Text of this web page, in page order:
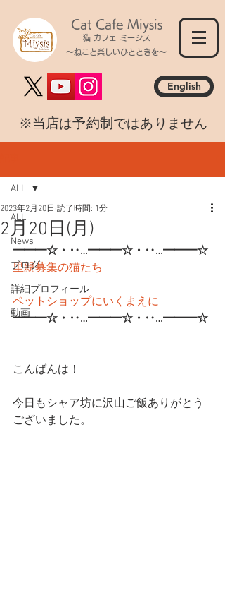
Cat Cafe Miysis
猫 カフェ ミーシス
～ねこと楽しいひとときを～
English
​※当店は予約制ではありません
ALL
News
ブログ
詳細プロフィール
動画
ALL
2月20日(月)
2023年2月20日 読了時間: 1分
━━━☆・‥…━━━☆・‥…━━━☆
里親募集の猫たち
ペットショップにいくまえに
━━━☆・‥…━━━☆・‥…━━━☆
こんばんは！
今日もシャア坊に沢山ご飯ありがとう
ございました。